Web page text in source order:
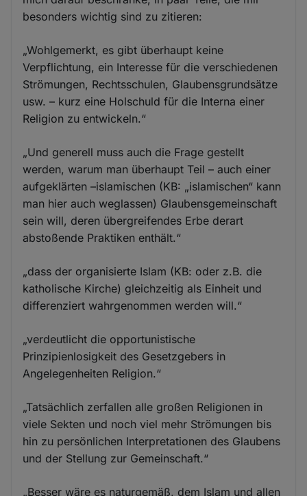
besonders wichtig sind zu zitieren:
„Wohlgemerkt, es gibt überhaupt keine
Verpflichtung, ein Interesse für die verschiedenen
Strömungen, Rechtsschulen, Glaubensgrundsätze
usw. – kurz eine Holschuld für die Interna einer
Religion zu entwickeln.“
„Und generell muss auch die Frage gestellt
werden, warum man überhaupt Teil – auch einer
aufgeklärten –islamischen (KB: „islamischen“ kann
man hier auch weglassen) Glaubensgemeinschaft
sein will, deren übergreifendes Erbe derart
abstoßende Praktiken enthält.“
„dass der organisierte Islam (KB: oder z.B. die
katholische Kirche) gleichzeitig als Einheit und
differenziert wahrgenommen werden will.“
„verdeutlicht die opportunistische
Prinzipienlosigkeit des Gesetzgebers in
Angelegenheiten Religion.“
„Tatsächlich zerfallen alle großen Religionen in
viele Sekten und noch viel mehr Strömungen bis
hin zu persönlichen Interpretationen des Glaubens
und der Stellung zur Gemeinschaft.“
„Besser wäre es naturgemäß, dem Islam und allen